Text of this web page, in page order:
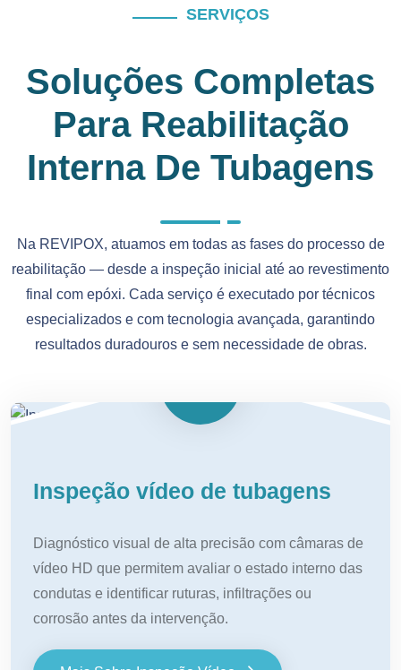
SERVIÇOS
Soluções Completas
Para Reabilitação
Interna De Tubagens
Na REVIPOX, atuamos em todas as fases do processo de
reabilitação — desde a inspeção inicial até ao revestimento
final com epóxi. Cada serviço é executado por técnicos
especializados e com tecnologia avançada, garantindo
resultados duradouros e sem necessidade de obras.
Inspeção vídeo de tubagens
Diagnóstico visual de alta precisão com câmaras de
vídeo HD que permitem avaliar o estado interno das
condutas e identificar ruturas, infiltrações ou
corrosão antes da intervenção.